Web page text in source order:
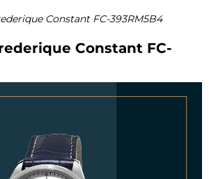
Constant FC-393RM5B4
Constant FC-